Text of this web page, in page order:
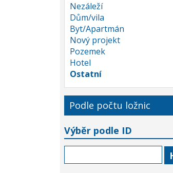
Nezáleží
Dům/vila
Byt/Apartmán
Nový projekt
Pozemek
Hotel
Ostatní
Podle počtu ložnic
Výběr podle ID